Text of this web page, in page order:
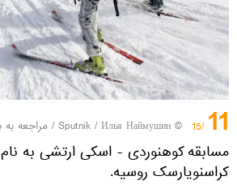
11
/15
© Sputnik / Илья Наймушин
/ مراجعه
مسابقه کوهنوردی - اسکی ارتشی به
کراسنویارسک روسیه.